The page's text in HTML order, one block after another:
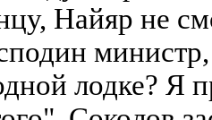
Найяр не
лодке? Я